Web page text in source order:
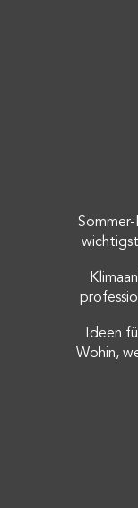
Ideen
Wohin,